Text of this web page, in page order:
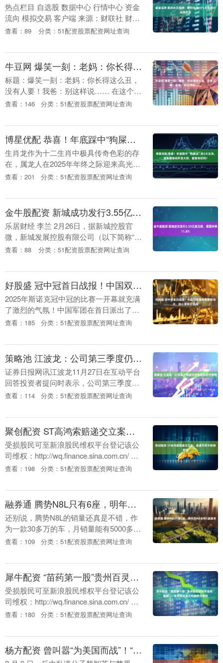
热点栏目 自选股 数据中心 行情中心 资金
流向 模拟交易 客户端 来源：财联社 财联
社3月5日讯（编辑 牛占林）当地时间周
美....
查看：89 分类：51配资股票配资网址查询
牛豆网 爆笑一刻：老妈：你长得这么丑，没有人要！我爸：别这样说……
标题：爆笑一刻：老妈：你长得这么丑，
没有人要！我爸：别这样说…… 在这个世
界上，有一种幽默叫做“家庭版”。今天，
它不仅让人捧....
查看：146 分类：51配资股票配资网址查询
博星优配 恭喜！年底踩中“狗屎运”的3大生肖，咸鱼翻身闷声发大财，看看有你吗？
生肖龙作为十二生肖中极具传奇色彩的存
在，属龙人在2025年年终之际迎来高光时
刻。他们凭借敏锐的洞察力和出色的交际
机会，轻松脱....
查看：201 分类：51配资股票配资网址查询
金牛股配资 新城成功发行3.55亿美元债，票面利率11.8%
乐居财经 李兰 2月26日，据新城控股官
微，新城发展控股有限公司（以下简称“新
城发展”）、新城控股集团股份有限公司成
抵....
查看：88 分类：51配资股票配资网址查询
好股盛 冠中冠首日战报！中国双将遭特鲁姆普淘汰，赵心童明日出战
2025年斯诺克冠中冠的比赛一开幕就充满
了激烈的气氛！中国军团在首日派出了两
位实力派选手——白雨露和雷佩凡，但遗
姆普的强大攻....
查看：185 分类：51配资股票配资网址查询
策略池 江波龙：公司第三季度仍存有股份支付费用
证券日报网讯江波龙11月27日在互动平台
回答投资者提问时表示，公司第三季度仍
存有股份支付费用。企业的经营是一个连
期、单一维度....
查看：114 分类：51配资股票配资网址查询
聚创配资 ST高鸿索赔递交立案，虽退市但不影响索赔
受损股民可至新浪股民维权平台登记该公
司维权：http://wq.finance.sina.com.cn/ 关
注@新浪证券、微信关注新浪券商基金、
查看：198 分类：51配资股票配资网址查询
融券通 腾势N8L只有6座，明年的N8会有5座版本吗？
还别说，腾势N8L的销量还真是不错，作
为一款30多万的车，月销量能有5000多辆
还算是达标的 实际上，N8L是经过很多的
N9....
查看：109 分类：51配资股票配资网址查询
犀牛配资 “苗药第一股”贵州百灵因财务造假“戴帽”，受损投资者可积极参与索赔
受损股民可至新浪股民维权平台登记该公
司维权：http://wq.finance.sina.com.cn/ 关
注@新浪证券、微信关注新浪券商基金、
查看：180 分类：51配资股票配资网址查询
杨方配资 曾叫嚣“为美国而战”！“国安首恶”黎智英判了，香港舆论怎么看？